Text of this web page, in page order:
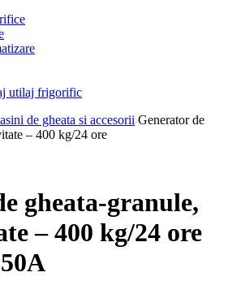
utilaj frigorific
de gheata si accesorii Generator de
– 400 kg/24 ore
gheata-granule,
– 400 kg/24 ore